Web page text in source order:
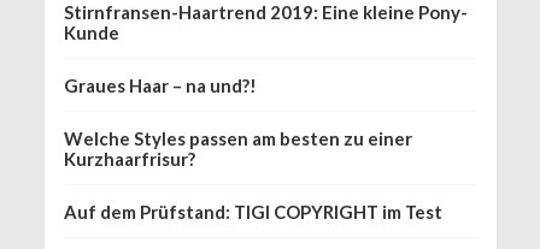
Stirnfransen-Haartrend 2019: Eine kleine Pony-
Kunde
Graues Haar – na und?!
Welche Styles passen am besten zu einer
Kurzhaarfrisur?
Auf dem Prüfstand: TIGI COPYRIGHT im Test